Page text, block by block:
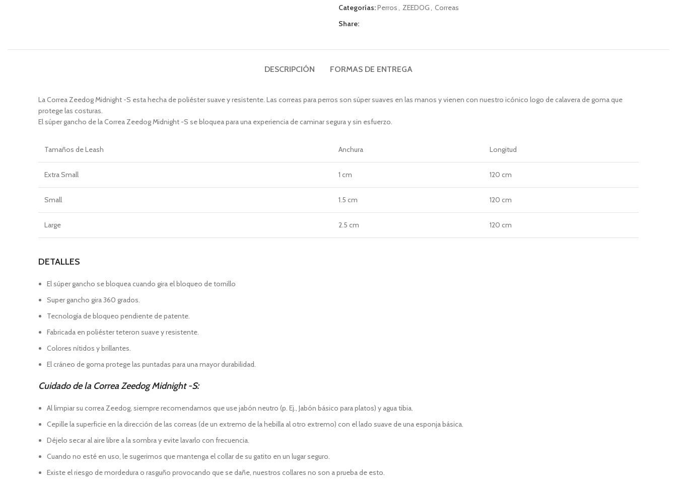
Categorías:Perros, ZEEDOG, Correas
Share:
DESCRIPCIÓN FORMAS DE ENTREGA
La Correa Zeedog Midnight -S esta hecha de poliéster suave y resistente. Las correas para perros son súper suaves en las manos y vienen con nuestro icónico logo de calavera de goma que
protege las costuras.
El súper gancho de la Correa Zeedog Midnight -S se bloquea para una experiencia de caminar segura y sin esfuerzo.
Tamaños de Leash Anchura Longitud
Extra Small 1 cm 120 cm
Small 1.5 cm 120 cm
Large 2.5 cm 120 cm
DETALLES
El súper gancho se bloquea cuando gira el bloqueo de tornillo
Super gancho gira 360 grados.
Tecnología de bloqueo pendiente de patente.
Fabricada en poliéster teteron suave y resistente.
Colores nítidos y brillantes.
El cráneo de goma protege las puntadas para una mayor durabilidad.
Cuidado de la Correa Zeedog Midnight -S:
Al limpiar su correa Zeedog, siempre recomendamos que use jabón neutro (p. Ej., Jabón básico para platos) y agua tibia.
Cepille la superficie en la dirección de las correas (de un extremo de la hebilla al otro extremo) con el lado suave de una esponja básica.
Déjelo secar al aire libre a la sombra y evite lavarlo con frecuencia.
Cuando no esté en uso, le sugerimos que mantenga el collar de su gatito en un lugar seguro.
Existe el riesgo de mordedura o rasguño provocando que se dañe, nuestros collares no son a prueba de esto.